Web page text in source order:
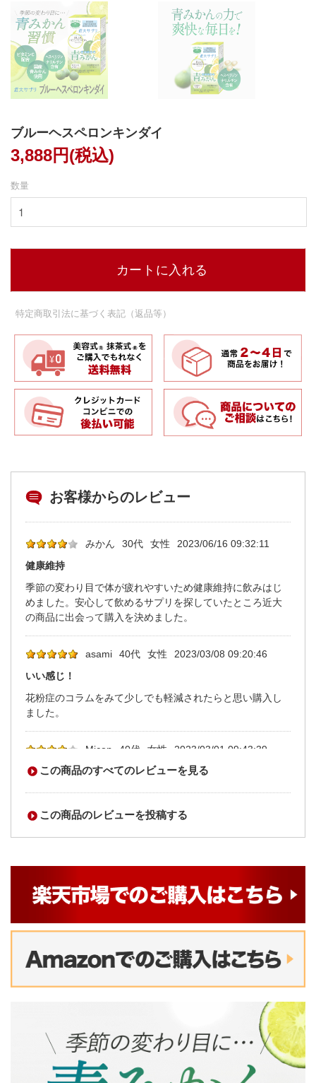
ブルーヘスペロンキンダイ
3,888円(税込)
数量
カートに入れる
特定商取引法に基づく表記（返品等）
お客様からのレビュー
みかん 30代 女性
2023/06/16 09:32:11
健康維持
季節の変わり目で体が疲れやすいため健康維持に飲みはじ
めました。安心して飲めるサプリを探していたところ近大
の商品に出会って購入を決めました。
asami 40代 女性
2023/03/08 09:20:46
いい感じ！
花粉症のコラムをみて少しでも軽減されたらと思い購入し
ました。
Micon 40代 女性
2023/03/01 09:43:39
花粉症
ヘスペロンの成分が気になり購入しました。
この商品のすべてのレビューを見る
この商品のレビューを投稿する